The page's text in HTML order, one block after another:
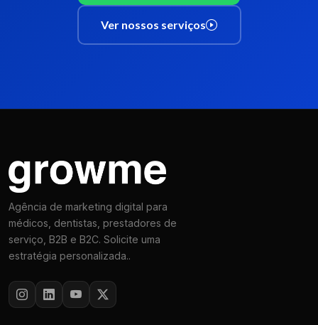
Ver nossos serviços
Agência de marketing digital para
médicos, dentistas, prestadores de
serviço, B2B e B2C. Solicite uma
estratégia personalizada..